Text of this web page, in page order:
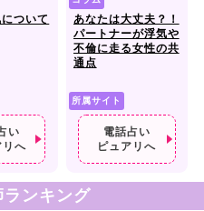
ついて
い
リへ
あなたは大丈夫？！
パートナーが浮気や
不倫に走る女性の共
通点
所属サイト
電話占い
ピュアリへ
ランキング